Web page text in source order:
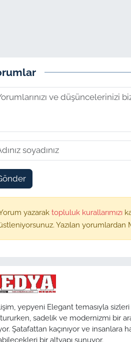
yazarak topluluk kurallarımızı
Yazılan
yepyeni Elegant temasıyla sizleri
sadelik ve modernizmi bir
Şatafattan kaçınıyor ve insanlara
bir altyapı sunuyor.